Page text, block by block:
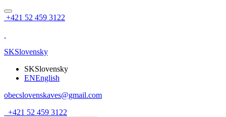
+421 52 459 3122
SKSlovensky
SKSlovensky
ENEnglish
obecslovenskaves@gmail.com
+421 52 459 3122